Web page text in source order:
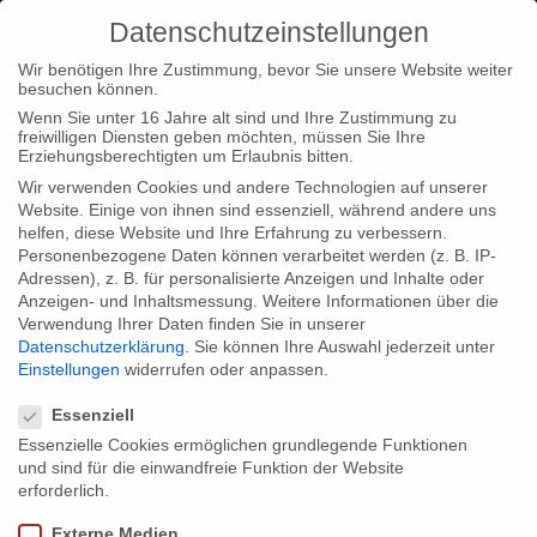
Home Startseite
Mehrfachnominierung für „Falciani“:
Dokumentarfilm und Scroll-Doku nominiert für Deutschen
Wirtschaftsfilmpreis
Mehrfachnominierung für „Falciani“:
Dokumentarfilm und Scroll-Doku
nominiert für Deutschen
Wirtschaftsfilmpreis
Datenschutzeinstellungen
Wir benötigen Ihre Zustimmung, bevor Sie unsere Website weiter
besuchen können.
Wenn Sie unter 16 Jahre alt sind und Ihre Zustimmung zu
freiwilligen Diensten geben möchten, müssen Sie Ihre
Erziehungsberechtigten um Erlaubnis bitten.
Wir verwenden Cookies und andere Technologien auf unserer
Website. Einige von ihnen sind essenziell, während andere uns
helfen, diese Website und Ihre Erfahrung zu verbessern.
Personenbezogene Daten können verarbeitet werden (z. B. IP-
Adressen), z. B. für personalisierte Anzeigen und Inhalte oder
Anzeigen- und Inhaltsmessung. Weitere Informationen über die
Verwendung Ihrer Daten finden Sie in unserer
Datenschutzerklärung
Sie können Ihre Auswahl jederzeit unter
Einstellungen widerrufen oder anpassen.
Essenziell
Essenzielle Cookies ermöglichen grundlegende Funktionen
und sind für die einwandfreie Funktion der Website
erforderlich.